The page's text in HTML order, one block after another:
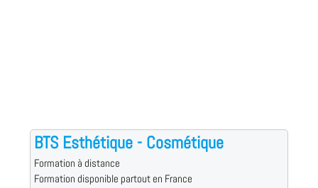
BTS Esthétique - Cosmétique
Formation à distance
Formation disponible partout en France